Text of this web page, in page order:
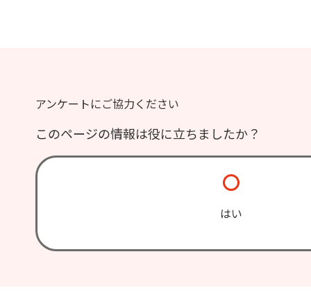
アンケートにご協力ください
このページの情報は役に立ちましたか？
はい